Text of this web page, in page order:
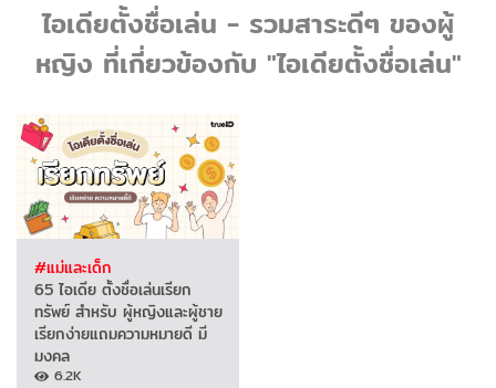
ไอเดียตั้งชื่อเล่น - รวมสาระดีๆ ของผู้
หญิง ที่เกี่ยวข้องกับ "ไอเดียตั้งชื่อเล่น"
#แม่และเด็ก
65 ไอเดีย ตั้งชื่อเล่นเรียก
ทรัพย์ สำหรับ ผู้หญิงและผู้ชาย
เรียกง่ายแถมความหมายดี มี
มงคล
6.2K